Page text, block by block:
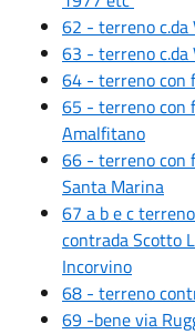
62 - terreno c.da
63 - terreno c.da
64 - terreno con
65 - terreno con
Amalfitano
66 - terreno con
Santa Marina
67 a b e c
contrada Scotto
Incorvino
68 - terreno
69 -benevia